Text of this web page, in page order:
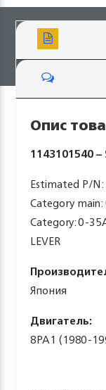
Опис
1143101540 –
Estimated P/
Category main:
Category: 0-
LEVER
Япония
Двигатель:
8PA1 (1980-